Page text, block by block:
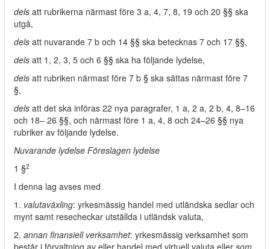
dels att rubrikerna närmast före 3 a, 4, 7, 8, 19 och 20 §§ ska
utgå,
dels att nuvarande 7 b och 14 §§ ska betecknas 7 och 17 §§,
dels att 1, 2, 3, 5 och 6 §§ ska ha följande lydelse,
dels att rubriken närmast före 7 b § ska sättas närmast före 7
§,
dels att det ska införas 22 nya paragrafer, 1 a, 2 a, 2 b, 4, 8–16
och 18– 26 §§, och närmast före 1 a, 4, 8 och 24–26 §§ nya
rubriker av följande lydelse.
Nuvarande lydelse Föreslagen lydelse
1 §2
I denna lag avses med
1. valutaväxling: yrkesmässig handel med utländska sedlar och
mynt samt resecheckar utställda i utländsk valuta,
2. annan finansiell verksamhet: yrkesmässig verksamhet som
består i förvaltning av eller handel med virtuell valuta eller som